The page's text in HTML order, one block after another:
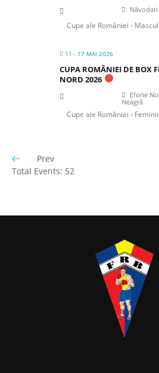
Cupe ale României -
11 - 17 MAI 2026
CUPA ROMÂNIEI DE BOX
NORD 2026
Eforie
Neagră
Cupe ale României -
Prev
Total Events: 52